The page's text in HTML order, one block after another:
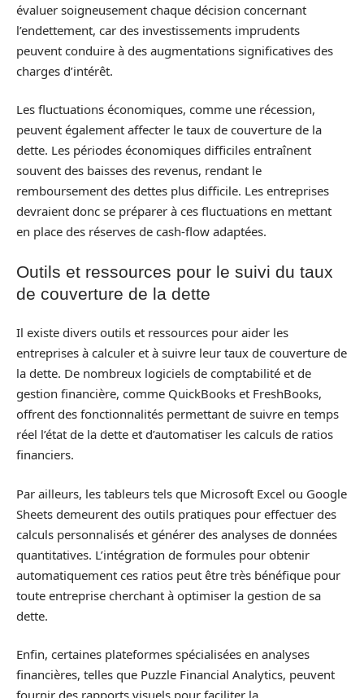
évaluer soigneusement chaque décision concernant
l’endettement, car des investissements imprudents
peuvent conduire à des augmentations significatives des
charges d’intérêt.
Les fluctuations économiques, comme une récession,
peuvent également affecter le taux de couverture de la
dette. Les périodes économiques difficiles entraînent
souvent des baisses des revenus, rendant le
remboursement des dettes plus difficile. Les entreprises
devraient donc se préparer à ces fluctuations en mettant
en place des réserves de cash-flow adaptées.
Outils et ressources pour le suivi du taux
de couverture de la dette
Il existe divers outils et ressources pour aider les
entreprises à calculer et à suivre leur taux de couverture de
la dette. De nombreux logiciels de comptabilité et de
gestion financière, comme QuickBooks et FreshBooks,
offrent des fonctionnalités permettant de suivre en temps
réel l’état de la dette et d’automatiser les calculs de ratios
financiers.
Par ailleurs, les tableurs tels que Microsoft Excel ou Google
Sheets demeurent des outils pratiques pour effectuer des
calculs personnalisés et générer des analyses de données
quantitatives. L’intégration de formules pour obtenir
automatiquement ces ratios peut être très bénéfique pour
toute entreprise cherchant à optimiser la gestion de sa
dette.
Enfin, certaines plateformes spécialisées en analyses
financières, telles que Puzzle Financial Analytics, peuvent
fournir des rapports visuels pour faciliter la